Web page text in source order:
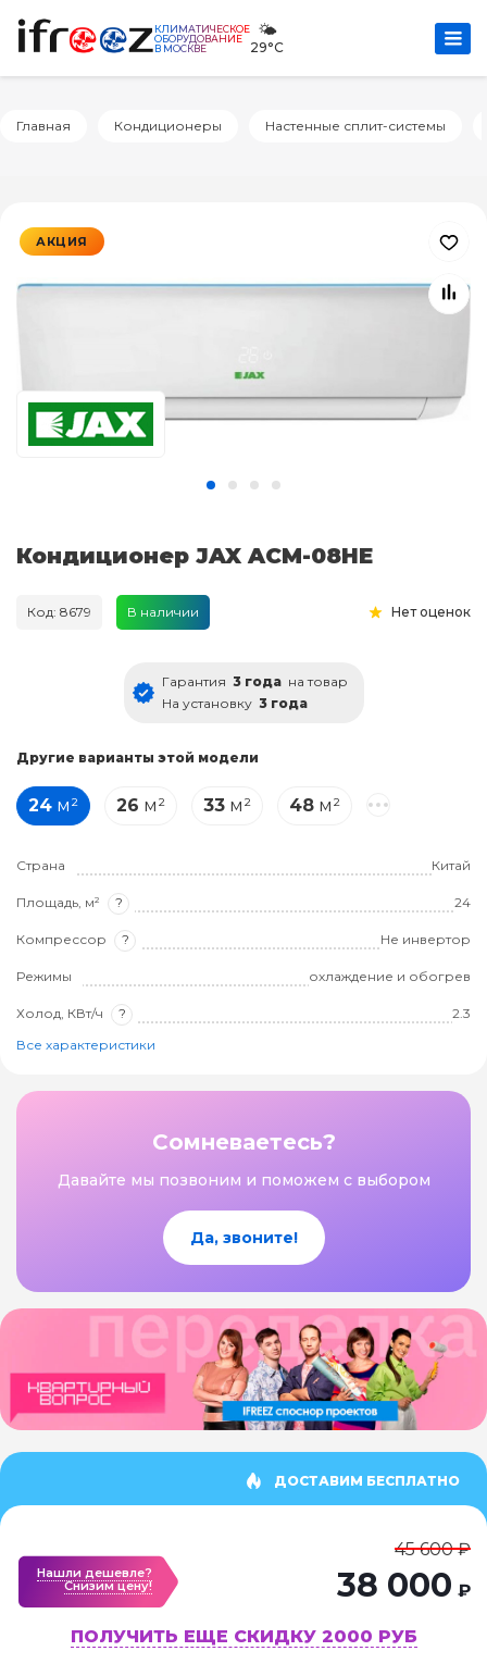
КЛИМАТИЧЕСКОЕ
ОБОРУДОВАНИЕ
В МОСКВЕ
🌤️
29°C
Главная Кондиционеры Настенные сплит-системы
АКЦИЯ
Кондиционер JAX ACM-08HE
Код: 8679 В наличии Нет оценок
Гарантия 3 года на товар
На установку 3 года
Другие варианты этой модели
24 м² 26 м² 33 м² 48 м²
Страна Китай
Площадь, м² ? 24
Компрессор ? Не инвертор
Режимы охлаждение и обогрев
Холод, КВт/ч ?
2.3
Все характеристики
Сомневаетесь?
Давайте мы позвоним и поможем с выбором
Да, звоните!
ДОСТАВИМ БЕСПЛАТНО
Нашли дешевле?
Cнизим цену!
45 600 ₽
38 000 ₽
ПОЛУЧИТЬ ЕЩЕ СКИДКУ 2000 РУБ